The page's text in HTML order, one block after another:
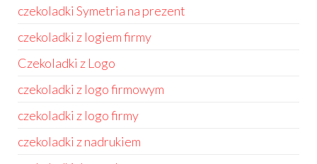
czekoladki Symetria na prezent
czekoladki z logiem firmy
Czekoladki z Logo
czekoladki z logo firmowym
czekoladki z logo firmy
czekoladki z nadrukiem